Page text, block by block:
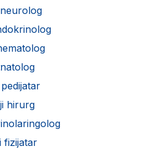
hirurg
fizijatar